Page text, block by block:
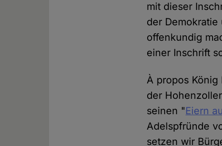
mit dieser
der
offenkundig
einer Inschrift
À propos König
der
seinen "Eiern
Adelspfründe
setzen wir